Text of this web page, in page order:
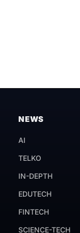
NEWS
AI
TELKO
IN-DEPTH
EDUTECH
FINTECH
SCIENCE-TECH